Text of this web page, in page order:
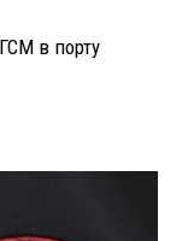
в порту